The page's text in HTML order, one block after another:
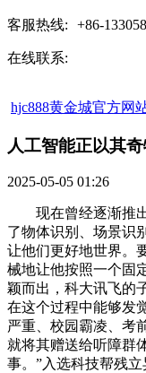
客服热线: +86-
在线联系:
hjc888黄金城官方网
人工智能正以其
2025-05-05 01:26
现在曾经逐渐推出
了物体识别、场景识
让他们更好地世界。
械地让他按照一个固
颖而出，科大讯飞的
在这个过程中能够发
严重、校园霸凌、考
就将其赠送给听障群
事。”入选科技帮残